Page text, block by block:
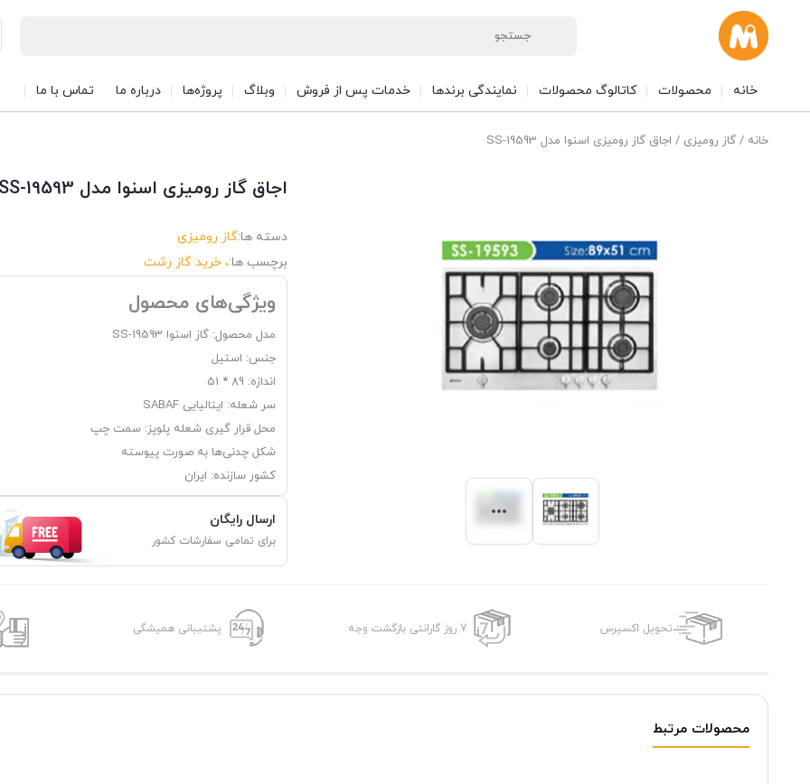
خانه محصولات کاتالوگ محصولات نمایندگی برندها خدمات پس از فروش وبلاگ پروژه‌ها درباره ما تماس با ما
خانه /گاز رومیزی / اجاق گاز رومیزی اسنوا مدل SS-19593
اجاق گاز رومیزی اسنوا مدل SS-19593
دسته ها:گاز رومیزی
برچسب ها:، خرید گاز رشت
ویژگی‌های محصول
مدل محصول: گاز اسنوا SS-19593
جنس: استیل
اندازه: 89 * 51
سر شعله: ایتالیایی SABAF
محل قرار گیری شعله پلوپز: سمت چپ
شکل چدنی‌ها به صورت پیوسته
کشور سازنده: ایران
ارسال رایگان
برای تمامی سفارشات کشور
تحویل اکسپرس 7 روز گارانتی بازگشت وجه پشتیبانی همیشگی
محصولات مرتبط